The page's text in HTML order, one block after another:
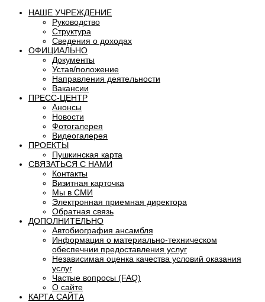
НАШЕ УЧРЕЖДЕНИЕ
Руководство
Структура
Сведения о доходах
ОФИЦИАЛЬНО
Документы
Устав/положение
Направления деятельности
Вакансии
ПРЕСС-ЦЕНТР
Анонсы
Новости
Фотогалерея
Видеогалерея
ПРОЕКТЫ
Пушкинская карта
СВЯЗАТЬСЯ С НАМИ
Контакты
Визитная карточка
Мы в СМИ
Электронная приемная директора
Обратная связь
ДОПОЛНИТЕЛЬНО
Автобиография ансамбля
Информация о материально-техническом
обеспечнии предоставления услуг
Независимая оценка качества условий оказания
услуг
Частые вопросы (FAQ)
О сайте
КАРТА САЙТА